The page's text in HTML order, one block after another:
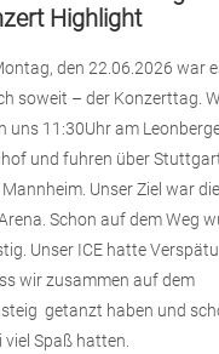
Highlight
den 22.06.2026 war
soweit – der Konzerttag.
uns 11:30Uhr am
und fuhren über
Unser Ziel war die
Schon auf dem Weg
Unser ICE hatte
wir zusammen auf dem
getanzt haben und
viel Spaß hatten.